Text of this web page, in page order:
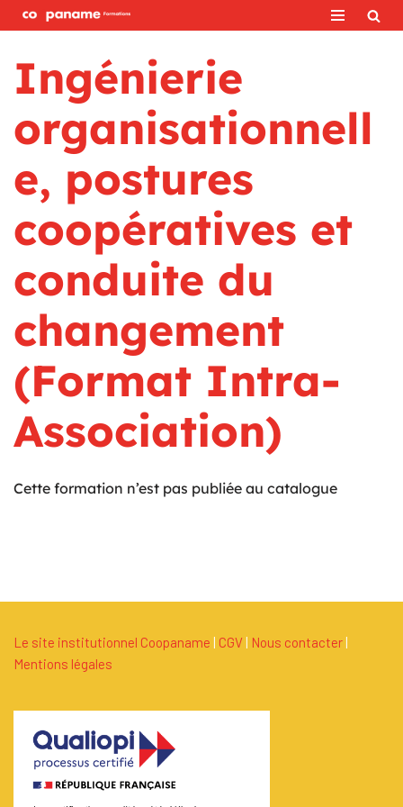
au
contenu
Ingénierie
organisationnell
e, postures
coopératives et
conduite du
changement
(Format Intra-
Association)
Cette formation n’est pas publiée au catalogue
Le site institutionnel Coopaname CGV Nous contacter
Mentions légales